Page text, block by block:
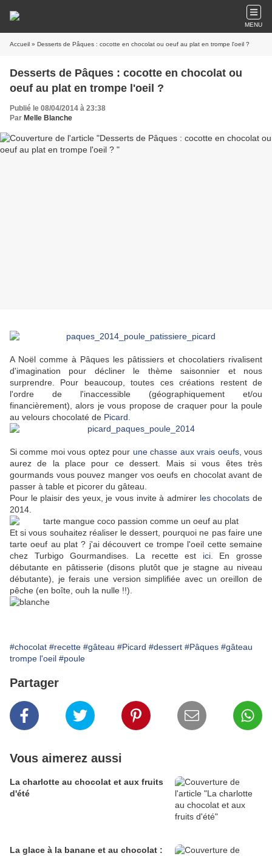
MENU
Accueil » Desserts de Pâques : cocotte en chocolat ou oeuf au plat en trompe l'oeil ?
Desserts de Pâques : cocotte en chocolat ou
oeuf au plat en trompe l'oeil ?
Publié le 08/04/2014 à 23:38
Par Melle Blanche
A Noël comme à Pâques les pâtissiers et chocolatiers rivalisent
d'imagination pour décliner le thème saisonnier et nous
surprendre. Pour beaucoup, toutes ces créations restent de
l'ordre de l'inaccessible (géographiquement et/ou
financièrement), alors je vous propose de craquer pour la poule
au velours chocolaté de Picard
Si comme moi vous optez pour une chasse aux vrais oeufs, vous
aurez de la place pour ce dessert. Mais si vous êtes très
gourmands vous pouvez manger vos oeufs en chocolat avant de
passer à table et picorer du gâteau.
Pour le plaisir des yeux, je vous invite à admirer les chocolats de
2014.
Et si vous souhaitez réaliser le dessert, pourquoi ne pas faire une
tarte oeuf au plat ? j'ai découvert ce trompe l'oeil cette semaine
chez Turbigo Gourmandises. La recette est ici. En grosse
débutante en pâtisserie (disons plutôt que je stagne au niveau
débutante), je ferais une version simplifiée avec un oreillon de
pêche (en boîte, ouh la nulle !!).
#chocolat #recette #gâteau #Picard #dessert #Pâques #gâteau
trompe l'oeil #poule
Partager
Vous aimerez aussi
La charlotte au chocolat et aux fruits
d'été
La glace à la banane et au chocolat :